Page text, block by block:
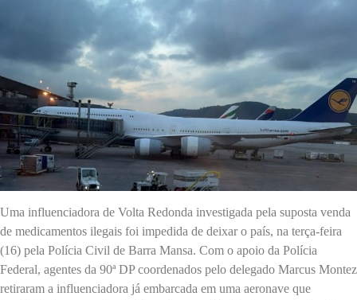
Uma influenciadora de Volta Redonda investigada pela suposta venda
de medicamentos ilegais foi impedida de deixar o país, na terça-feira
(16) pela Polícia Civil de Barra Mansa. Com o apoio da Polícia
Federal, agentes da 90ª DP coordenados pelo delegado Marcus Montez
retiraram a influenciadora já embarcada em uma aeronave que